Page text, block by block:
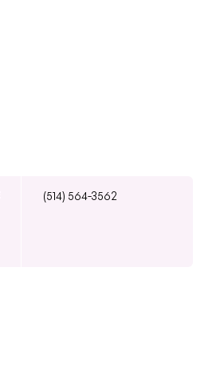
(514) 564-3562